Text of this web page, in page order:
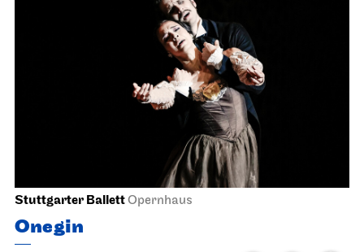
Stuttgarter BallettOpernhaus
Onegin